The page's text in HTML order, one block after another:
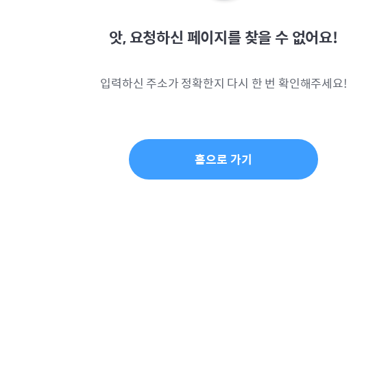
앗, 요청하신 페이지를 찾을 수 없어요!
입력하신 주소가 정확한지 다시 한 번 확인해주세요!
홈으로 가기